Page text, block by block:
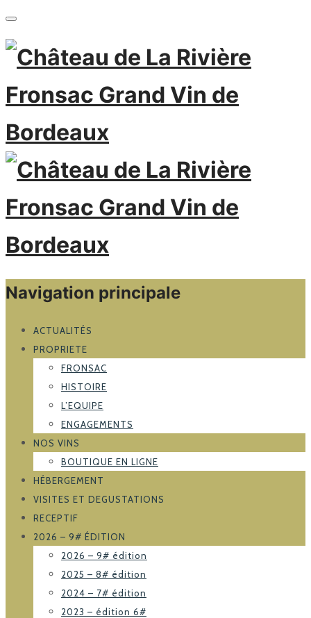
Navigation principale
ACTUALITÉS
PROPRIETE
FRONSAC
HISTOIRE
L’EQUIPE
ENGAGEMENTS
NOS VINS
BOUTIQUE EN LIGNE
HÉBERGEMENT
VISITES ET DEGUSTATIONS
RECEPTIF
2026 – 9# ÉDITION
2026 – 9# édition
2025 – 8# édition
2024 – 7# édition
2023 – édition 6#